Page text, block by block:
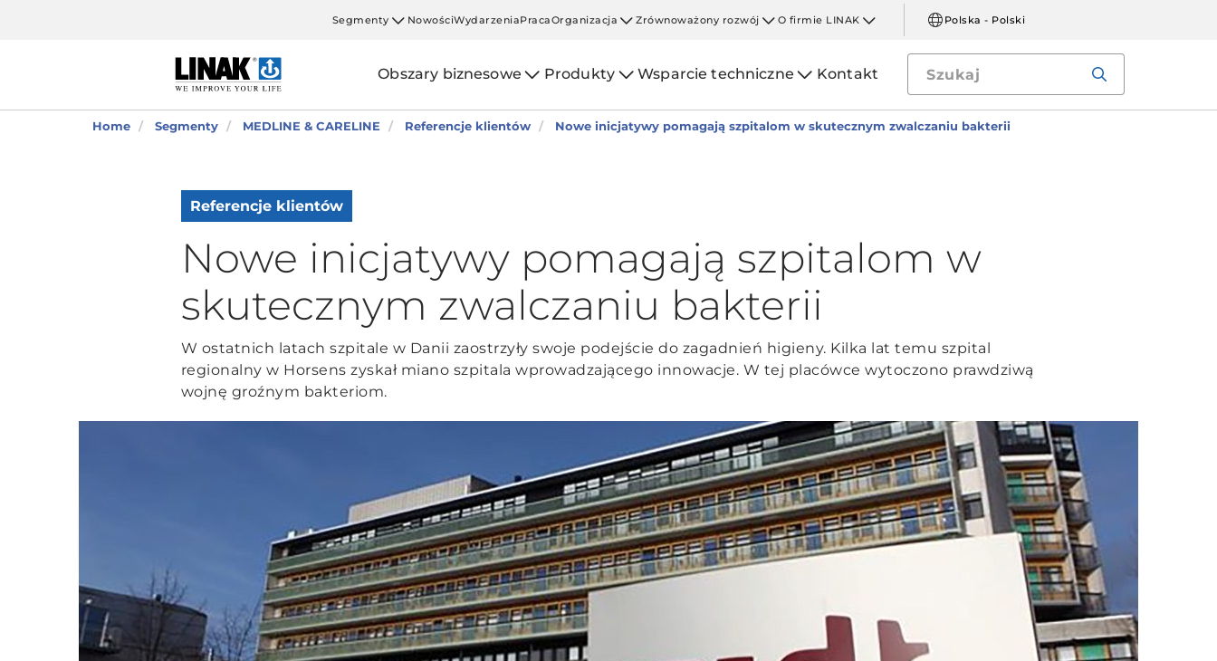
Segmenty NowościWydarzeniaPracaOrganizacja Zrównoważony rozwój O firmie LINAK Polska - Polski
Obszary biznesowe Produkty Wsparcie techniczne Kontakt
Home Segmenty MEDLINE & CARELINE Referencje klientów Nowe inicjatywy pomagają szpitalom w skutecznym zwalczaniu bakterii
Referencje klientów
Nowe inicjatywy pomagają szpitalom w
skutecznym zwalczaniu bakterii
W ostatnich latach szpitale w Danii zaostrzyły swoje podejście do zagadnień higieny. Kilka lat temu szpital
regionalny w Horsens zyskał miano szpitala wprowadzającego innowacje. W tej placówce wytoczono prawdziwą
wojnę groźnym bakteriom.